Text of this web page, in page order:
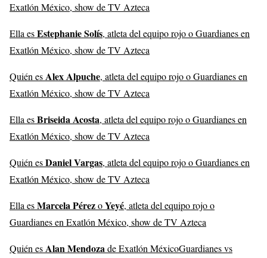
Exatlón México, show de TV Azteca
Ella esEstephanie Solís, atleta del equipo rojo o Guardianes en
Exatlón México, show de TV Azteca
Quién esAlex Alpuche, atleta del equipo rojo o Guardianes en
Exatlón México, show de TV Azteca
Ella esBriseida Acosta, atleta del equipo rojo o Guardianes en
Exatlón México, show de TV Azteca
Quién esDaniel Vargas, atleta del equipo rojo o Guardianes en
Exatlón México, show de TV Azteca
Ella esMarcela PérezoYeyé, atleta del equipo rojo o
Guardianes en Exatlón México, show de TV Azteca
Quién esAlan Mendozade Exatlón MéxicoGuardianes vs